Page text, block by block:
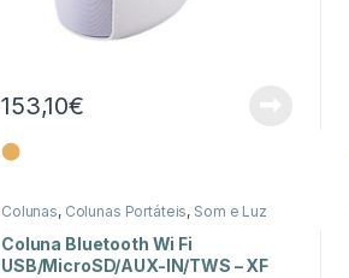
153,10€
⬤
Colunas, Colunas Portáteis, Som e Luz
Coluna Bluetooth Wi Fi
USB/MicroSD/AUX-IN/TWS – XF